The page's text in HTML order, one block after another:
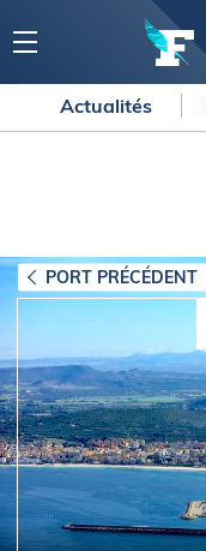
Actualités
PORT PRÉCÉDENT